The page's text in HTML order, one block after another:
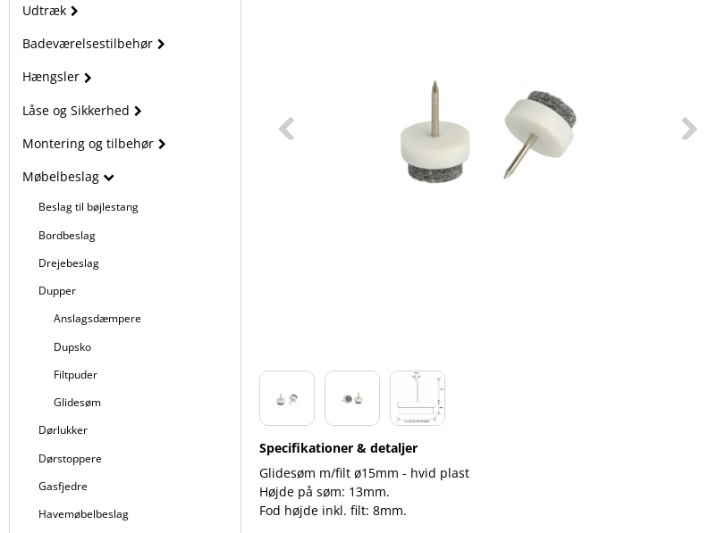
Udtræk
Badeværelsestilbehør
Hængsler
Låse og Sikkerhed
Montering og tilbehør
Møbelbeslag
Beslag til bøjlestang
Bordbeslag
Drejebeslag
Dupper
Anslagsdæmpere
Dupsko
Filtpuder
Glidesøm
Dørlukker
Dørstoppere
Gasfjedre
Havemøbelbeslag
Specifikationer & detaljer
Glidesøm m/filt ø15mm - hvid plast
Højde på søm: 13mm.
Fod højde inkl. filt: 8mm.